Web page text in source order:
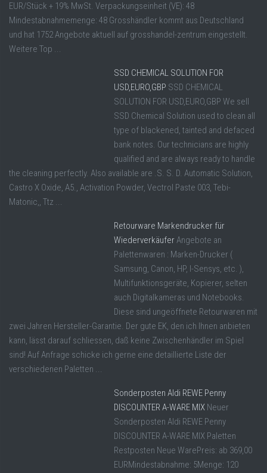
EUR/Stück + 19% MwSt. Verpackungseinheit (VE): 48
Mindestabnahmemenge: 48 Grosshändler kommt aus Deutschland
und hat 1752 Angebote aktuell auf grosshandel-zentrum eingestellt.
Weitere Top ...
SSD CHEMICAL SOLUTION FOR
USD,EURO,GBP SSD CHEMICAL
SOLUTION FOR USD,EURO,GBP We sell
SSD Chemical Solution used to clean all
type of blackened, tainted and defaced
bank notes. Our technicians are highly
qualified and are always ready to handle
the cleaning perfectly. Also available are .S. S. D. Automatic Solution,
Castro X Oxide, A5., Activation Powder, Vectrol Paste 003, Tebi-
Matonic,, Ttz ...
Retourware Markendrucker für
WiederverkäuferAngebote an
Palettenwaren : Marken-Drucker (
Samsung, Canon, HP, I-Sensys, etc. ),
Multifunktionsgeräte, Kopierer, selten
auch Digitalkameras und Notebooks.
Diese sind ungeöffnete Retourwaren mit
zwei Jahren Hersteller-Garantie. Der gute EK, den ich Ihnen anbieten
kann, lässt darauf schliessen, daß keine Zwischenhändler im Spiel
sind! Auf Anfrage schicke ich gerne eine detaillierte Liste der
verschiedenen Paletten ...
Sonderposten Aldi REWE Penny
DISCOUNTER A-WARE MIX Neuer
Sonderposten Aldi REWE Penny
DISCOUNTER A-WARE MIX Paletten
Restposten Neue WarePreis: ab 369,00
EURMindestabnahme: 5Menge: 120